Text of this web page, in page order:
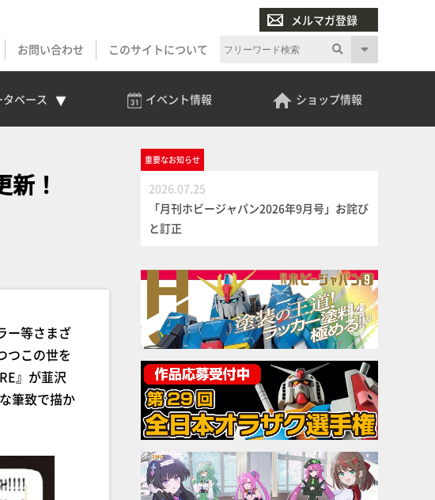
メルマガ登録
お問い合わせ このサイトについて
ベース イベント情報 ショップ情報
！
ー等さまざ
つこの世を
』が韮沢
筆致で描か
重要なお知らせ
2026.07.25
「月刊ホビージャパン2026年9月号」お詫び
と訂正